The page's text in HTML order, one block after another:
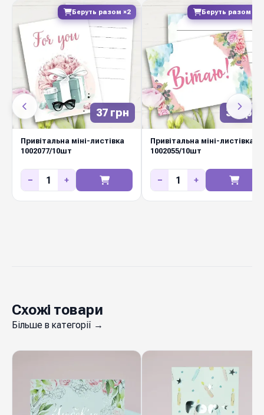
Виробник Україна
Листівки міні з тисненням— елегантний
спосіб передати теплі слова разом із квітами.
Якісний щільний картон, охайний друк,
приємний на дотик матеріал та сучасний
дизайн роблять листівку повноцінною
днів народження, корпоративних свят, ювілеїв
Замовляйте оптом у Diamond Pack —
різноманітний асортимент на будь-яку подію.
37 грн
Беруть разом ×2
Привітальна міні-листівка
1002077/10шт
− +
37 грн
Беруть разом ×2
Привітальна міні-листівка
1002055/10шт
− +
Схожі товари
Більше в категорії →